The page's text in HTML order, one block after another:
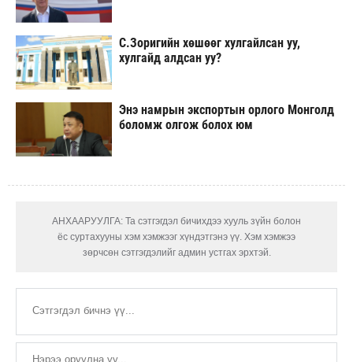
С.Зоригийн хөшөөг хулгайлсан уу,
хулгайд алдсан уу?
Энэ намрын экспортын орлого Монголд
боломж олгож болох юм
АНХААРУУЛГА: Та сэтгэгдэл бичихдээ хууль зүйн болон
ёс суртахууны хэм хэмжээг хүндэтгэнэ үү. Хэм хэмжээ
зөрчсөн сэтгэгдэлийг админ устгах эрхтэй.